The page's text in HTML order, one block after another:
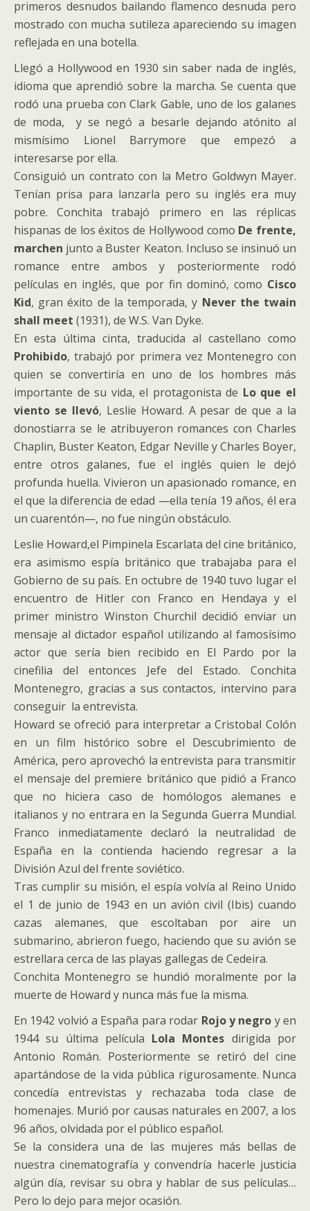
primeros desnudos bailando flamenco desnuda pero
mostrado con mucha sutileza apareciendo su imagen
reflejada en una botella.
Llegó a Hollywood en 1930 sin saber nada de inglés,
idioma que aprendió sobre la marcha. Se cuenta que
rodó una prueba con Clark Gable, uno de los galanes
de moda, y se negó a besarle dejando atónito al
mismísimo Lionel Barrymore que empezó a
interesarse por ella.
Consiguió un contrato con la Metro Goldwyn Mayer.
Tenían prisa para lanzarla pero su inglés era muy
pobre. Conchita trabajó primero en las réplicas
hispanas de los éxitos de Hollywood como De frente,
marchen junto a Buster Keaton. Incluso se insinuó un
romance entre ambos y posteriormente rodó
películas en inglés, que por fin dominó, como Cisco
Kid, gran éxito de la temporada, y Never the twain
shall meet (1931), de W.S. Van Dyke.
En esta última cinta, traducida al castellano como
Prohibido, trabajó por primera vez Montenegro con
quien se convertiría en uno de los hombres más
importante de su vida, el protagonista de Lo que el
viento se llevó, Leslie Howard. A pesar de que a la
donostiarra se le atribuyeron romances con Charles
Chaplin, Buster Keaton, Edgar Neville y Charles Boyer,
entre otros galanes, fue el inglés quien le dejó
profunda huella. Vivieron un apasionado romance, en
el que la diferencia de edad —ella tenía 19 años, él era
un cuarentón—, no fue ningún obstáculo.
Leslie Howard,el Pimpinela Escarlata del cine británico,
era asimismo espía británico que trabajaba para el
Gobierno de su país. En octubre de 1940 tuvo lugar el
encuentro de Hitler con Franco en Hendaya y el
primer ministro Winston Churchil decidió enviar un
mensaje al dictador español utilizando al famosísimo
actor que sería bien recibido en El Pardo por la
cinefilia del entonces Jefe del Estado. Conchita
Montenegro, gracias a sus contactos, intervino para
conseguir la entrevista.
Howard se ofreció para interpretar a Cristobal Colón
en un film histórico sobre el Descubrimiento de
América, pero aprovechó la entrevista para transmitir
el mensaje del premiere británico que pidió a Franco
que no hiciera caso de homólogos alemanes e
italianos y no entrara en la Segunda Guerra Mundial.
Franco inmediatamente declaró la neutralidad de
España en la contienda haciendo regresar a la
División Azul del frente soviético.
Tras cumplir su misión, el espía volvía al Reino Unido
el 1 de junio de 1943 en un avión civil (Ibis) cuando
cazas alemanes, que escoltaban por aire un
submarino, abrieron fuego, haciendo que su avión se
estrellara cerca de las playas gallegas de Cedeira.
Conchita Montenegro se hundió moralmente por la
muerte de Howard y nunca más fue la misma.
En 1942 volvió a España para rodar Rojo y negro y en
1944 su última película Lola Montes dirigida por
Antonio Román. Posteriormente se retiró del cine
apartándose de la vida pública rigurosamente. Nunca
concedía entrevistas y rechazaba toda clase de
homenajes. Murió por causas naturales en 2007, a los
96 años, olvidada por el público español.
Se la considera una de las mujeres más bellas de
nuestra cinematografía y convendría hacerle justicia
algún día, revisar su obra y hablar de sus películas…
Pero lo dejo para mejor ocasión.